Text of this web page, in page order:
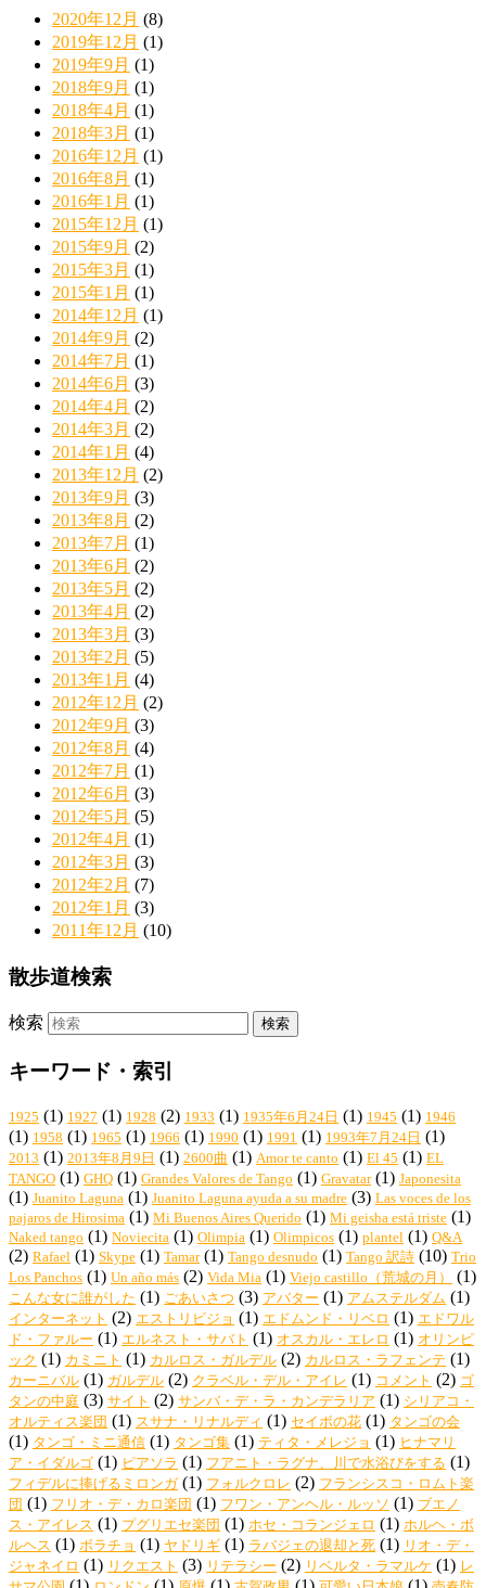
2020年12月 (8)
2019年12月 (1)
2019年9月 (1)
2018年9月 (1)
2018年4月 (1)
2018年3月 (1)
2016年12月 (1)
2016年8月 (1)
2016年1月 (1)
2015年12月 (1)
2015年9月 (2)
2015年3月 (1)
2015年1月 (1)
2014年12月 (1)
2014年9月 (2)
2014年7月 (1)
2014年6月 (3)
2014年4月 (2)
2014年3月 (2)
2014年1月 (4)
2013年12月 (2)
2013年9月 (3)
2013年8月 (2)
2013年7月 (1)
2013年6月 (2)
2013年5月 (2)
2013年4月 (2)
2013年3月 (3)
2013年2月 (5)
2013年1月 (4)
2012年12月 (2)
2012年9月 (3)
2012年8月 (4)
2012年7月 (1)
2012年6月 (3)
2012年5月 (5)
2012年4月 (1)
2012年3月 (3)
2012年2月 (7)
2012年1月 (3)
2011年12月 (10)
散歩道検索
検索
キーワード・索引
1925 (1) 1927 (1) 1928 (2) 1933 (1) 1935年6月24日 (1) 1945 (1) 1946
(1) 1958 (1) 1965 (1) 1966 (1) 1990 (1) 1991 (1) 1993年7月24日 (1)
2013 (1) 2013年8月9日 (1) 2600曲 (1) Amor te canto (1) El 45 (1) EL
TANGO (1) GHQ (1) Grandes Valores de Tango (1) Gravatar(1) Japonesita
(1) Juanito Laguna (1) Juanito Laguna ayuda a su madre (3) Las voces de los
pajaros de Hirosima (1) Mi Buenos Aires Querido (1) Mi geisha está triste (1)
Naked tango (1) Noviecita (1) Olimpia (1) Olimpicos (1) plantel (1) Q&A
(2) Rafael (1) Skype (1) Tamar(1) Tango desnudo (1) Tango 訳詩 (10) Trio
Los Panchos (1) Un año más (2) Vida Mia (1) Viejo castillo（荒城の月） (1)
こんな女に誰がした (1) ごあいさつ (3) アバター (1) アムステルダム (1)
インターネット (2) エストリビジョ (1) エドムンド・リベロ (1) エドワル
ド・ファルー (1) エルネスト・サバト (1) オスカル・エレロ (1) オリンピ
ック (1) カミニト (1) カルロス・ガルデル (2) カルロス・ラフェンテ (1)
カーニバル (1) ガルデル (2) クラベル・デル・アイレ (1) コメント (2) ゴ
タンの中庭 (3) サイト (2) サンバ・デ・ラ・カンデラリア (1) シリアコ・
オルティス楽団 (1) スサナ・リナルディ (1) セイボの花 (1) タンゴの会
(1) タンゴ・ミニ通信 (1) タンゴ集 (1) ティタ・メレジョ (1) ヒナマリ
ア・イダルゴ (1) ピアソラ (1) フアニト・ラグナ、川で水浴びをする (1)
フィデルに捧げるミロンガ(1) フォルクロレ (2) フランシスコ・ロムト楽
団 (1) フリオ・デ・カロ楽団 (1) フワン・アンヘル・ルッソ (1) ブエノ
ス・アイレス (1) プグリエセ楽団 (1) ホセ・コランジェロ (1) ホルヘ・ボ
ルヘス (1) ボラチョ (1) ヤドリギ (1) ラバジェの退却と死 (1) リオ・デ・
ジャネイロ (1) リクエスト (3) リテラシー (2) リベルタ・ラマルケ (1) レ